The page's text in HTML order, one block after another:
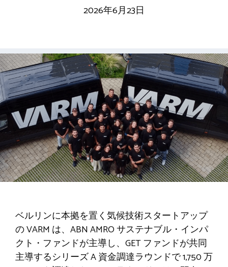
2026年6月23日
ベルリンに本拠を置く気候技術スタートアップ
の VARM は、ABN AMRO サステナブル・インパ
クト・ファンドが主導し、GET ファンドが共同
主導するシリーズ A 資金調達ラウンドで 1,750 万